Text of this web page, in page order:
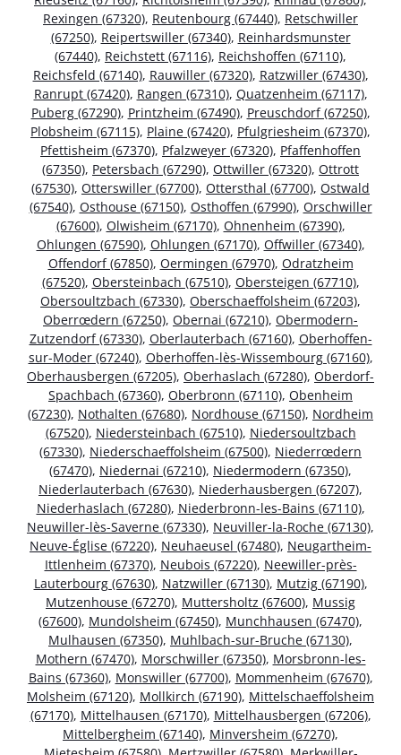
Rexingen (67320), Reutenbourg (67440), Retschwiller
(67250), Reipertswiller (67340), Reinhardsmunster
(67440), Reichstett (67116), Reichshoffen (67110),
Reichsfeld (67140), Rauwiller (67320), Ratzwiller (67430),
Ranrupt (67420), Rangen (67310), Quatzenheim (67117),
Puberg (67290), Printzheim (67490), Preuschdorf (67250),
Plobsheim (67115), Plaine (67420), Pfulgriesheim (67370),
Pfettisheim (67370), Pfalzweyer (67320), Pfaffenhoffen
(67350), Petersbach (67290), Ottwiller (67320), Ottrott
(67530), Otterswiller (67700), Ottersthal (67700), Ostwald
(67540), Osthouse (67150), Osthoffen (67990), Orschwiller
(67600), Olwisheim (67170), Ohnenheim (67390),
Ohlungen (67590), Ohlungen (67170), Offwiller (67340),
Offendorf (67850), Oermingen (67970), Odratzheim
(67520), Obersteinbach (67510), Obersteigen (67710),
Obersoultzbach (67330), Oberschaeffolsheim (67203),
Oberrœdern (67250), Obernai (67210), Obermodern-
Zutzendorf (67330), Oberlauterbach (67160), Oberhoffen-
sur-Moder (67240), Oberhoffen-lès-Wissembourg (67160),
Oberhausbergen (67205), Oberhaslach (67280), Oberdorf-
Spachbach (67360), Oberbronn (67110), Obenheim
(67230), Nothalten (67680), Nordhouse (67150), Nordheim
(67520), Niedersteinbach (67510), Niedersoultzbach
(67330), Niederschaeffolsheim (67500), Niederrœdern
(67470), Niedernai (67210), Niedermodern (67350),
Niederlauterbach (67630), Niederhausbergen (67207),
Niederhaslach (67280), Niederbronn-les-Bains (67110),
Neuwiller-lès-Saverne (67330), Neuviller-la-Roche (67130),
Neuve-Église (67220), Neuhaeusel (67480), Neugartheim-
Ittlenheim (67370), Neubois (67220), Neewiller-près-
Lauterbourg (67630), Natzwiller (67130), Mutzig (67190),
Mutzenhouse (67270), Muttersholtz (67600), Mussig
(67600), Mundolsheim (67450), Munchhausen (67470),
Mulhausen (67350), Muhlbach-sur-Bruche (67130),
Mothern (67470), Morschwiller (67350), Morsbronn-les-
Bains (67360), Monswiller (67700), Mommenheim (67670),
Molsheim (67120), Mollkirch (67190), Mittelschaeffolsheim
(67170), Mittelhausen (67170), Mittelhausbergen (67206),
Mittelbergheim (67140), Minversheim (67270),